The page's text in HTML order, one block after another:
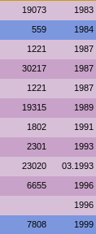
19073 1983
559 1984
1221 1987
30217 1987
1221 1987
19315 1989
1802 1991
2301 1993
23020 03.1993
6655 1996
1996
7808 1999